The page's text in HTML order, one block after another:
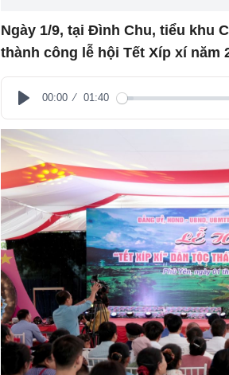
Ngày 1/9, tại Đình Chu, tiểu khu
thành công lễ hội Tết Xíp xí năm
Play
00:00 01:40